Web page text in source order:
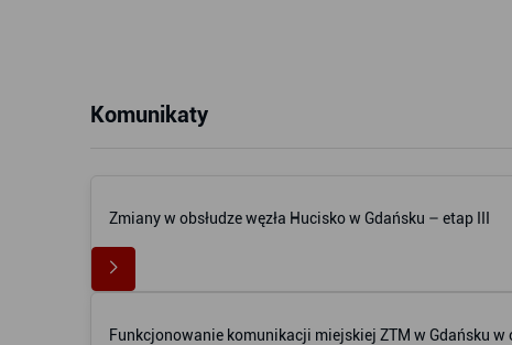
Komunikaty
Zmiany w obsłudze węzła Hucisko w Gdańsku – etap III
Funkcjonowanie komunikacji miejskiej ZTM w Gdańsku